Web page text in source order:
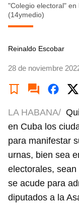
"Colegio electoral"
(14ymedio)
Reinaldo Escobar
28 de noviembre
LA HABANA/
en Cuba los
para manifestar
urnas, bien sea
electorales,
se acude para
diputados a la